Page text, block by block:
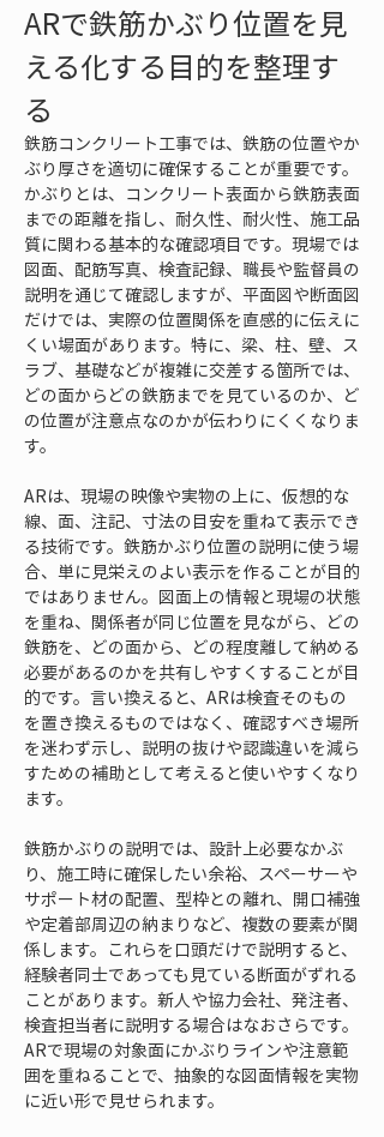
ARで鉄筋かぶり位置を見
える化する目的を整理す
る
鉄筋コンクリート工事では、鉄筋の位置やか
ぶり厚さを適切に確保することが重要です。
かぶりとは、コンクリート表面から鉄筋表面
までの距離を指し、耐久性、耐火性、施工品
質に関わる基本的な確認項目です。現場では
図面、配筋写真、検査記録、職長や監督員の
説明を通じて確認しますが、平面図や断面図
だけでは、実際の位置関係を直感的に伝えに
くい場面があります。特に、梁、柱、壁、ス
ラブ、基礎などが複雑に交差する箇所では、
どの面からどの鉄筋までを見ているのか、ど
の位置が注意点なのかが伝わりにくくなりま
す。
ARは、現場の映像や実物の上に、仮想的な
線、面、注記、寸法の目安を重ねて表示でき
る技術です。鉄筋かぶり位置の説明に使う場
合、単に見栄えのよい表示を作ることが目的
ではありません。図面上の情報と現場の状態
を重ね、関係者が同じ位置を見ながら、どの
鉄筋を、どの面から、どの程度離して納める
必要があるのかを共有しやすくすることが目
的です。言い換えると、ARは検査そのもの
を置き換えるものではなく、確認すべき場所
を迷わず示し、説明の抜けや認識違いを減ら
すための補助として考えると使いやすくなり
ます。
鉄筋かぶりの説明では、設計上必要なかぶ
り、施工時に確保したい余裕、スペーサーや
サポート材の配置、型枠との離れ、開口補強
や定着部周辺の納まりなど、複数の要素が関
係します。これらを口頭だけで説明すると、
経験者同士であっても見ている断面がずれる
ことがあります。新人や協力会社、発注者、
検査担当者に説明する場合はなおさらです。
ARで現場の対象面にかぶりラインや注意範
囲を重ねることで、抽象的な図面情報を実物
に近い形で見せられます。